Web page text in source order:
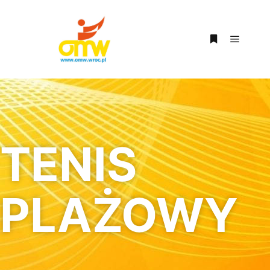
TENIS
PLAŻOWY